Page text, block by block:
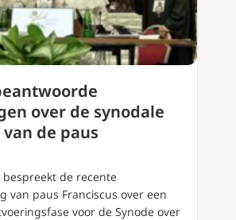
over de synodale
de paus
bespreekt de recente
van paus Franciscus over een
voor de Synode over